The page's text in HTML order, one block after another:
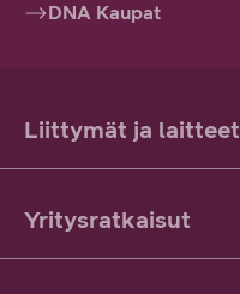
DNA Kaupat
Liittymät ja laitteet
Yritysratkaisut